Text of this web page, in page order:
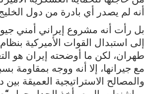
أنه لم يصدر أي بادرة من دول
بل رأت أنه مشروع إيراني أمني
إلى استبدال القوات الأميركية
طهران، لكن ما أوضحته إيران هو
مع جيرانها، إلا أنه ووجه بمقاومة
والمصالح الاستراتيجية العميقة بين